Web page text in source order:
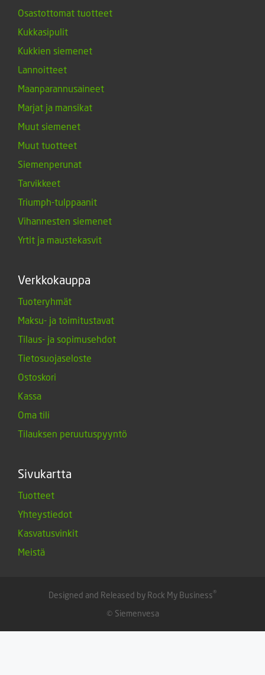
Osastottomat tuotteet
Kukkasipulit
Kukkien siemenet
Lannoitteet
Maanparannusaineet
Marjat ja mansikat
Muut siemenet
Muut tuotteet
Siemenperunat
Tarvikkeet
Triumph-tulppaanit
Vihannesten siemenet
Yrtit ja maustekasvit
Verkkokauppa
Tuoteryhmät
Maksu- ja toimitustavat
Tilaus- ja sopimusehdot
Tietosuojaseloste
Ostoskori
Kassa
Oma tili
Tilauksen peruutuspyyntö
Sivukartta
Tuotteet
Yhteystiedot
Kasvatusvinkit
Meistä
Designed and Released by Rock My Business®
© Siemenvesa